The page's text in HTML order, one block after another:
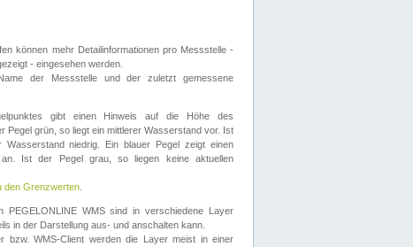
können mehr Detailinformationen pro Messstelle -
- eingesehen werden.
der Messstelle und der zuletzt gemessene
gibt einen Hinweis auf die Höhe des
Pegel grün, so liegt ein mittlerer Wasserstand vor. Ist
niedrig. Ein blauer Pegel zeigt einen
an. Ist der Pegel grau, so liegen keine aktuellen
den Grenzwerten
PEGELONLINE WMS sind in verschiedene Layer
in der Darstellung aus- und anschalten kann.
bzw. WMS-Client werden die Layer meist in einer